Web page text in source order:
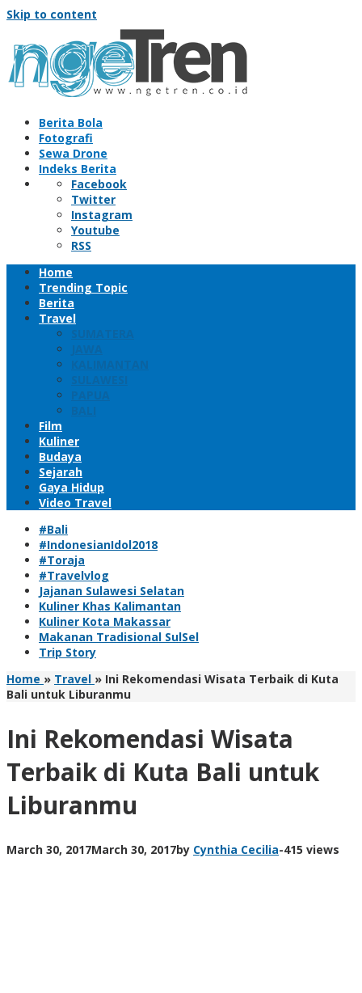
Skip to content
Berita Bola
Fotografi
Sewa Drone
Indeks Berita
Facebook
Twitter
Instagram
Youtube
RSS
Home
Trending Topic
Berita
Travel
SUMATERA
JAWA
KALIMANTAN
SULAWESI
PAPUA
BALI
Film
Kuliner
Budaya
Sejarah
Gaya Hidup
Video Travel
#Bali
#IndonesianIdol2018
#Toraja
#Travelvlog
Jajanan Sulawesi Selatan
Kuliner Khas Kalimantan
Kuliner Kota Makassar
Makanan Tradisional SulSel
Trip Story
Home » Travel » Ini Rekomendasi Wisata Terbaik di Kuta
Bali untuk Liburanmu
Ini Rekomendasi Wisata
Terbaik di Kuta Bali untuk
Liburanmu
March 30, 2017March 30, 2017by Cynthia Cecilia-415 views